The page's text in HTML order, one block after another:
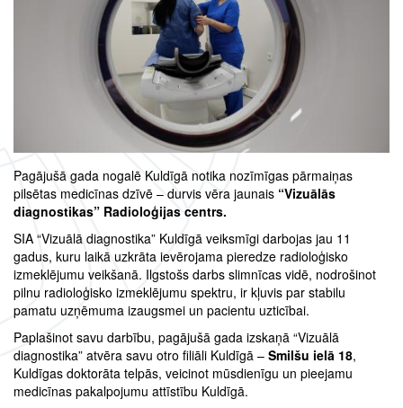
Pagājušā gada nogalē Kuldīgā notika nozīmīgas pārmaiņas
pilsētas medicīnas dzīvē – durvis vēra jaunais “Vizuālās
diagnostikas” Radioloģijas centrs.
SIA “Vizuālā diagnostika” Kuldīgā veiksmīgi darbojas jau 11
gadus, kuru laikā uzkrāta ievērojama pieredze radioloģisko
izmeklējumu veikšanā. Ilgstošs darbs slimnīcas vidē, nodrošinot
pilnu radioloģisko izmeklējumu spektru, ir kļuvis par stabilu
pamatu uzņēmuma izaugsmei un pacientu uzticībai.
Paplašinot savu darbību, pagājušā gada izskaņā “Vizuālā
diagnostika” atvēra savu otro filiāli Kuldīgā – Smilšu ielā 18,
Kuldīgas doktorāta telpās, veicinot mūsdienīgu un pieejamu
medicīnas pakalpojumu attīstību Kuldīgā.